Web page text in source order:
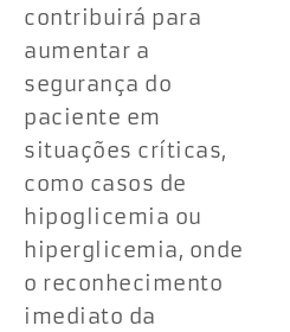
contribuirá para
aumentar a
segurança do
paciente em
situações críticas,
como casos de
hipoglicemia ou
hiperglicemia, onde
o reconhecimento
imediato da